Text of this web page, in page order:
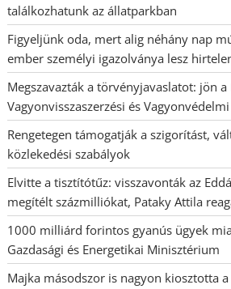
találkozhatunk az állatparkban
Figyeljünk oda, mert alig néhány nap
ember személyi igazolványa lesz
Megszavazták a törvényjavaslatot: jön a
Vagyonvisszaszerzési és
Rengetegen támogatják a szigorítást,
közlekedési szabályok
Elvitte a tisztítótűz: visszavonták az
megítélt százmilliókat, Pataky Attila
1000 milliárd forintos gyanús ügyek
Gazdasági és Energetikai Minisztérium
Majka másodszor is nagyon kiosztotta